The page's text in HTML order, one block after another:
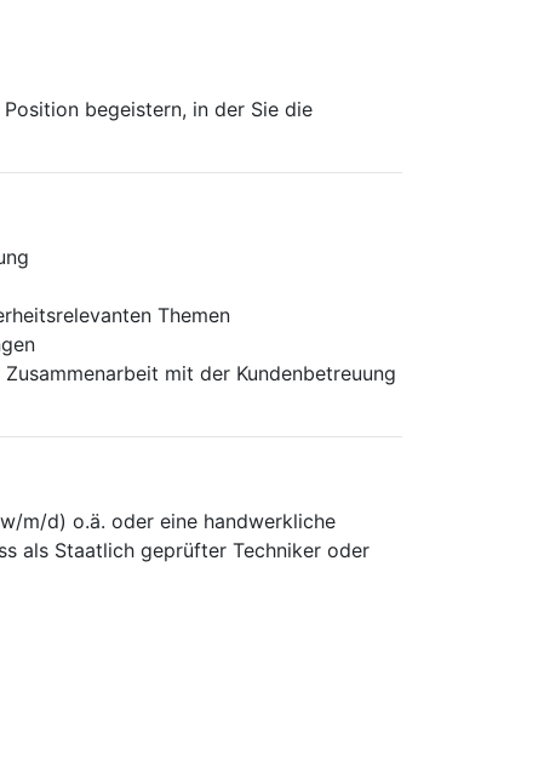
begeistern, in der Sie die
Themen
mit der Kundenbetreuung
m/d) o.ä. oder eine handwerkliche
als Staatlich geprüfter Techniker oder